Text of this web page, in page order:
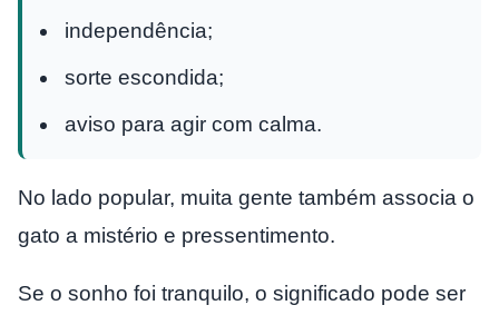
independência;
sorte escondida;
aviso para agir com calma.
No lado popular, muita gente também associa o
gato a mistério e pressentimento.
Se o sonho foi tranquilo, o significado pode ser